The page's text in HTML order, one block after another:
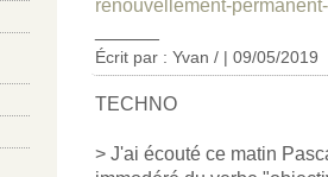
renouvellement-
Écrit par : Yvan / | 09/05/2019
TECHNO
> J'ai écouté ce matin